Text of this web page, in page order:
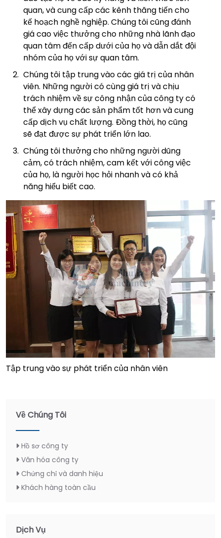
quan, và cung cấp các kênh thăng tiến cho
kế hoạch nghề nghiệp. Chúng tôi cũng đánh
giá cao việc thưởng cho những nhà lãnh đạo
quan tâm đến cấp dưới của họ và dẫn dắt đội
nhóm của họ với sự quan tâm.
Chúng tôi tập trung vào các giá trị của nhân
viên. Những người có cùng giá trị và chịu
trách nhiệm về sự công nhận của công ty có
thể xây dựng các sản phẩm tốt hơn và cung
cấp dịch vụ chất lượng. Đồng thời, họ cũng
sẽ đạt được sự phát triển lớn lao.
Chúng tôi thưởng cho những người dũng
cảm, có trách nhiệm, cam kết với công việc
của họ, là người học hỏi nhanh và có khả
năng hiểu biết cao.
Tập trung vào sự phát triển của nhân viên
Về Chúng Tôi
Hồ sơ công ty
Văn hóa công ty
Chứng chỉ và danh hiệu
Khách hàng toàn cầu
Dịch Vụ